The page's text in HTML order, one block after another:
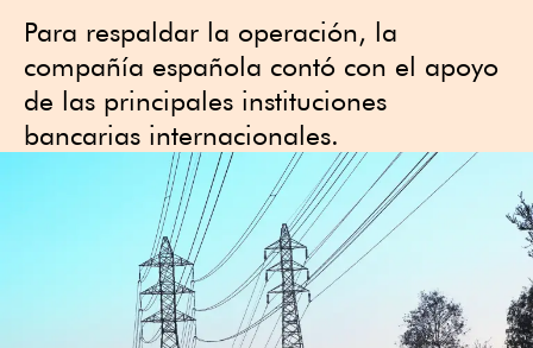
Para respaldar la operación, la
compañía española contó con el apoyo
de las principales instituciones
bancarias internacionales.